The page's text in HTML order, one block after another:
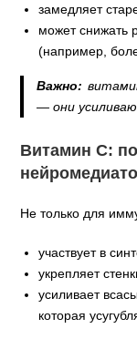
замедляет
может снижать
(например,
Важно:
— они
Витамин С:
Не только для
участвует в
укрепляет
усиливает
которая